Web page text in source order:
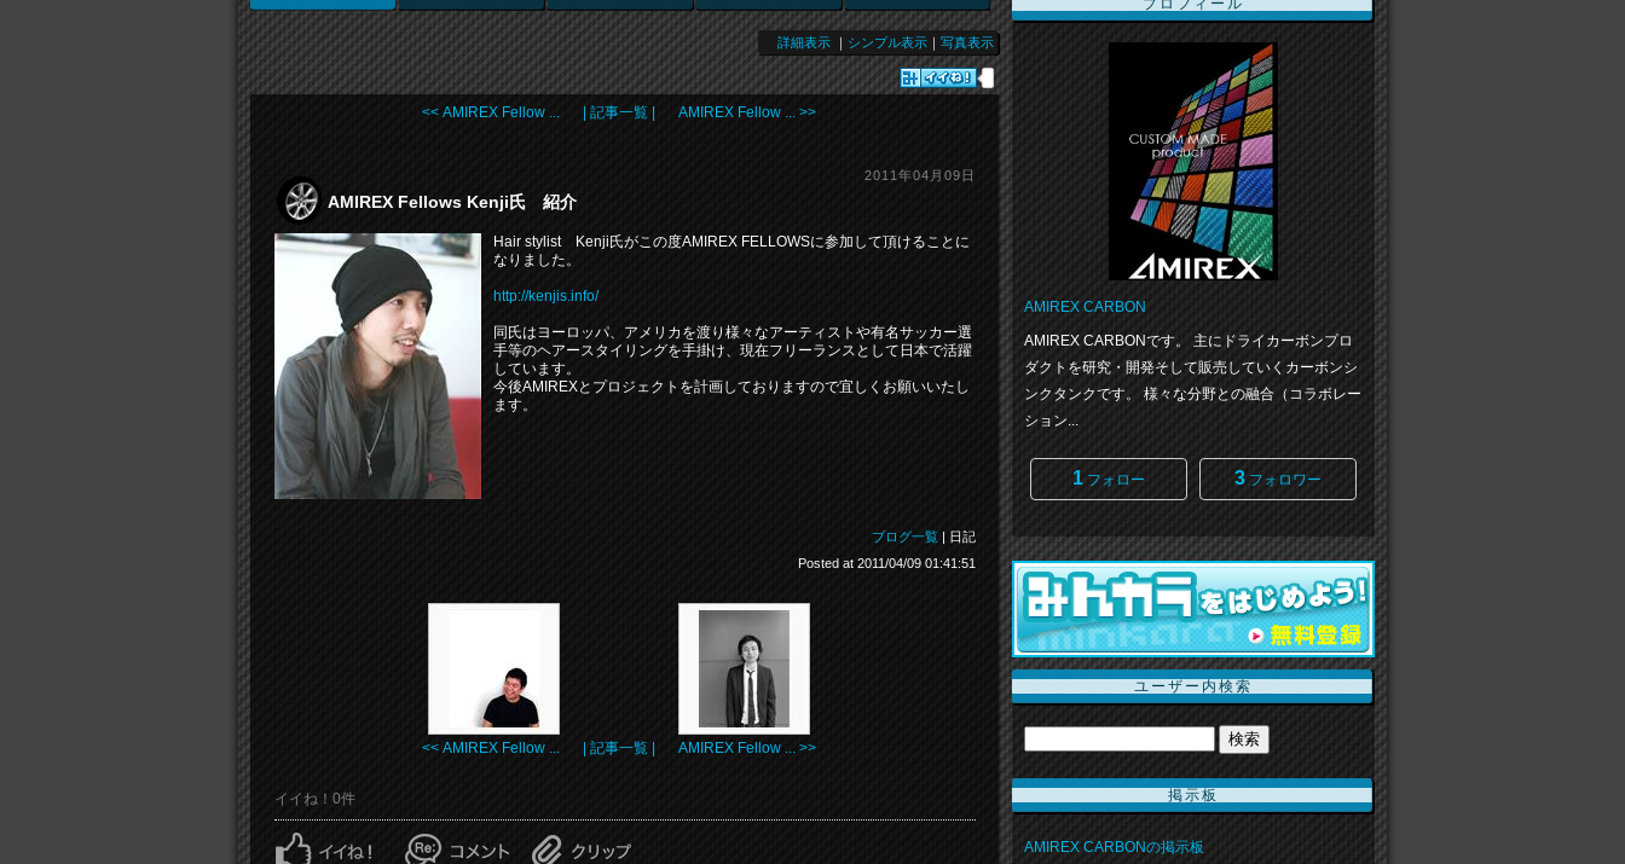
詳細表示 ｜ シンプル表示 ｜ 写真表示
<< AMIREX Fellow ... | 記事一覧 | AMIREX Fellow ... >>
2011年04月09日
AMIREX Fellows Kenji氏 紹介
Hair stylist Kenji氏がこの度AMIREX FELLOWSに参加して頂けることに
なりました。
http://kenjis.info/
同氏はヨーロッパ、アメリカを渡り様々なアーティストや有名サッカー選
手等のヘアースタイリングを手掛け、現在フリーランスとして日本で活躍
しています。
今後AMIREXとプロジェクトを計画しておりますので宜しくお願いいたし
ます。
ブログ一覧 | 日記
Posted at 2011/04/09 01:41:51
<< AMIREX Fellow ... | 記事一覧 | AMIREX Fellow ... >>
イイね！0件
プロフィール
AMIREX CARBON
AMIREX CARBONです。 主にドライカーボンプロ
ダクトを研究・開発そして販売していくカーボンシ
ンクタンクです。 様々な分野との融合（コラボレー
ション...
1 フォロー 3 フォロワー
ユーザー内検索
掲示板
AMIREX CARBONの掲示板